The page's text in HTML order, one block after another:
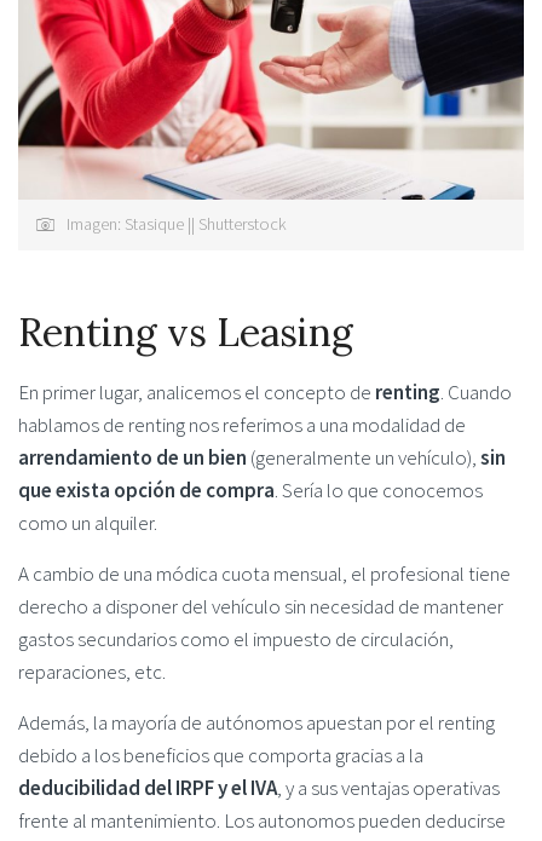
Imagen: Stasique || Shutterstock
Renting vs Leasing
En primer lugar, analicemos el concepto de renting. Cuando
hablamos de renting nos referimos a una modalidad de
arrendamiento de un bien (generalmente un vehículo),sin
que exista opción de compra. Sería lo que conocemos
como un alquiler.
A cambio de una módica cuota mensual, el profesional tiene
derecho a disponer del vehículo sin necesidad de mantener
gastos secundarios como el impuesto de circulación,
reparaciones, etc.
Además, la mayoría de autónomos apuestan por el renting
debido a los beneficios que comporta gracias a la
deducibilidad del IRPF y el IVA, y a sus ventajas operativas
frente al mantenimiento. Los autonomos pueden deducirse